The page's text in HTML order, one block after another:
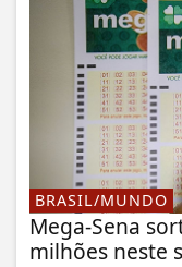
BRASIL/MUNDO
Mega-Sena
milhões neste